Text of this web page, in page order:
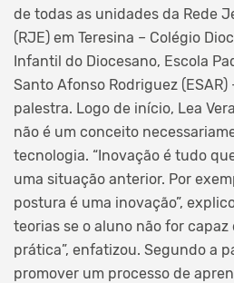
de todas as unidades da Rede
(RJE) em Teresina – Colégio
Infantil do Diocesano, Escola
Santo Afonso Rodriguez
palestra. Logo de início, Lea
não é um conceito
tecnologia. “Inovação é tudo
uma situação anterior. Por
postura é uma inovação”,
teorias se o aluno não for
prática”, enfatizou. Segundo a
promover um processo de